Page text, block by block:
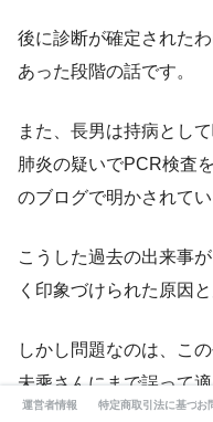
後に診断が確定された
あった段階の話です。
また、長男は持病とし
肺炎の疑いでPCR検査
のブログで明かされてい
こうした過去の出来事
く印象づけられた原因と
しかし問題なのは、こ
未乘さんにまで誤って
運営者情報 特定商取引法に基づく
お